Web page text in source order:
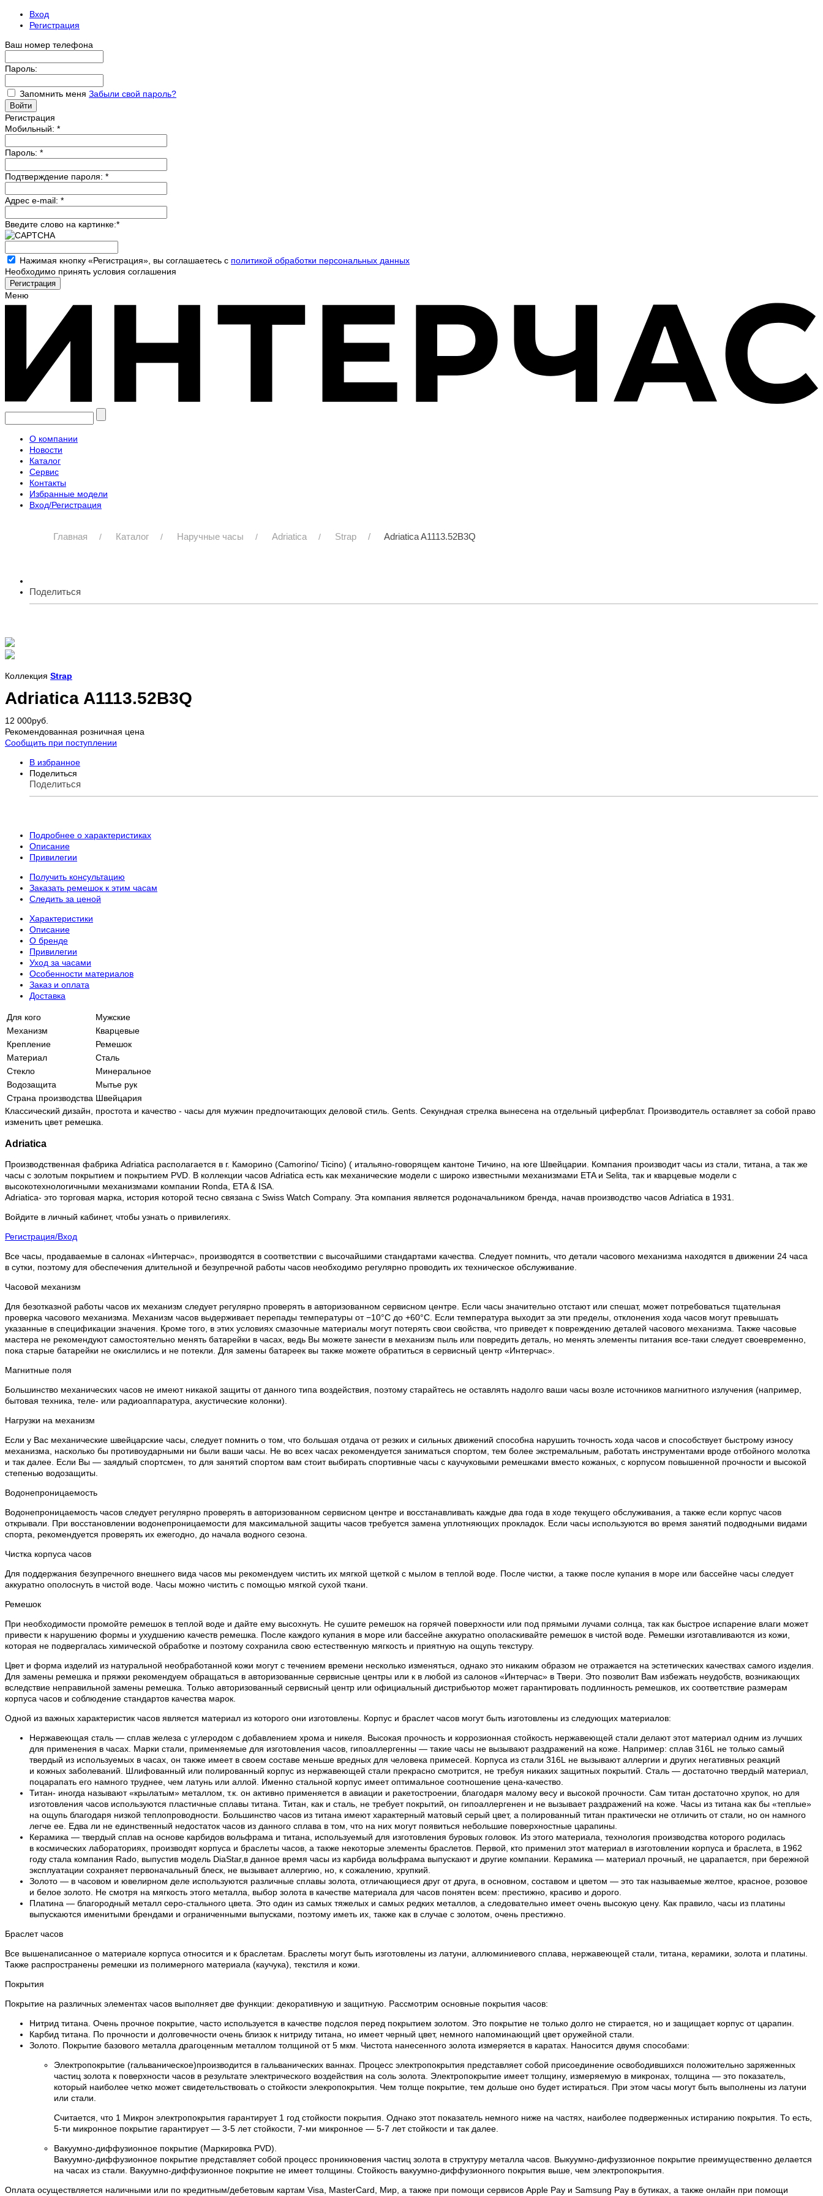
Вход
Регистрация
Ваш номер телефона
Пароль:
Запомнить меня Забыли свой пароль?
Регистрация
Мобильный: *
Пароль: *
Подтверждение пароля: *
Адрес e-mail: *
Введите слово на картинке:*
Нажимая кнопку «Регистрация», вы соглашаетесь с политикой обработки персональных данных
Необходимо принять условия соглашения
Меню
О компании
Новости
Каталог
Сервис
Контакты
Избранные модели
Вход/Регистрация
Главная Каталог Наручные часы Adriatica Strap Adriatica A1113.52B3Q
Поделиться
Коллекция Strap
Adriatica A1113.52B3Q
12 000руб.
Рекомендованная розничная цена
Сообщить при поступлении
В избранное
Поделиться
Поделиться
Подробнее о характеристиках
Описание
Привилегии
Получить консультацию
Заказать ремешок к этим часам
Следить за ценой
Характеристики
Описание
О бренде
Привилегии
Уход за часами
Особенности материалов
Заказ и оплата
Доставка
Для кого
Мужские
Механизм
Кварцевые
Крепление
Ремешок
Материал
Сталь
Стекло
Минеральное
Водозащита
Мытье рук
Страна производства Швейцария
Классический дизайн, простота и качество - часы для мужчин предпочитающих деловой стиль. Gents. Секундная стрелка вынесена на отдельный циферблат. Производитель оставляет за собой право
изменить цвет ремешка.
Adriatica
Производственная фабрика Adriatica располагается в г. Каморино (Camorino/ Ticino) ( итальяно-говорящем кантоне Тичино, на юге Швейцарии. Компания производит часы из стали, титана, а так же
часы с золотым покрытием и покрытием PVD. В коллекции часов Adriatica есть как механические модели с широко известными механизмами ETA и Selita, так и кварцевые модели с
высокотехнологичными механизмами компании Ronda, ETA & ISA.
Adriatica- это торговая марка, история которой тесно связана с Swiss Watch Company. Эта компания является родоначальником бренда, начав производство часов Adriatica в 1931.
Войдите в личный кабинет, чтобы узнать о привилегиях.
Регистрация/Вход
Все часы, продаваемые в салонах «Интерчас», производятся в соответствии с высочайшими стандартами качества. Следует помнить, что детали часового механизма находятся в движении 24 часа
в сутки, поэтому для обеспечения длительной и безупречной работы часов необходимо регулярно проводить их техническое обслуживание.
Часовой механизм
Для безотказной работы часов их механизм следует регулярно проверять в авторизованном сервисном центре. Если часы значительно отстают или спешат, может потребоваться тщательная
проверка часового механизма. Механизм часов выдерживает перепады температуры от −10°C до +60°C. Если температура выходит за эти пределы, отклонения хода часов могут превышать
указанные в спецификации значения. Кроме того, в этих условиях смазочные материалы могут потерять свои свойства, что приведет к повреждению деталей часового механизма. Также часовые
мастера не рекомендуют самостоятельно менять батарейки в часах, ведь Вы можете занести в механизм пыль или повредить деталь, но менять элементы питания все-таки следует своевременно,
пока старые батарейки не окислились и не потекли. Для замены батареек вы также можете обратиться в сервисный центр «Интерчас».
Магнитные поля
Большинство механических часов не имеют никакой защиты от данного типа воздействия, поэтому старайтесь не оставлять надолго ваши часы возле источников магнитного излучения (например,
бытовая техника, теле- или радиоаппаратура, акустические колонки).
Нагрузки на механизм
Если у Вас механические швейцарские часы, следует помнить о том, что большая отдача от резких и сильных движений способна нарушить точность хода часов и способствует быстрому износу
механизма, насколько бы противоударными ни были ваши часы. Не во всех часах рекомендуется заниматься спортом, тем более экстремальным, работать инструментами вроде отбойного молотка
и так далее. Если Вы — заядлый спортсмен, то для занятий спортом вам стоит выбирать спортивные часы с каучуковыми ремешками вместо кожаных, с корпусом повышенной прочности и высокой
степенью водозащиты.
Водонепроницаемость
Водонепроницаемость часов следует регулярно проверять в авторизованном сервисном центре и восстанавливать каждые два года в ходе текущего обслуживания, а также если корпус часов
открывали. При восстановлении водонепроницаемости для максимальной защиты часов требуется замена уплотняющих прокладок. Если часы используются во время занятий подводными видами
спорта, рекомендуется проверять их ежегодно, до начала водного сезона.
Чистка корпуса часов
Для поддержания безупречного внешнего вида часов мы рекомендуем чистить их мягкой щеткой с мылом в теплой воде. После чистки, а также после купания в море или бассейне часы следует
аккуратно ополоснуть в чистой воде. Часы можно чистить с помощью мягкой сухой ткани.
Ремешок
При необходимости промойте ремешок в теплой воде и дайте ему высохнуть. Не сушите ремешок на горячей поверхности или под прямыми лучами солнца, так как быстрое испарение влаги может
привести к нарушению формы и ухудшению качеств ремешка. После каждого купания в море или бассейне аккуратно ополаскивайте ремешок в чистой воде. Ремешки изготавливаются из кожи,
которая не подвергалась химической обработке и поэтому сохранила свою естественную мягкость и приятную на ощупь текстуру.
Цвет и форма изделий из натуральной необработанной кожи могут с течением времени несколько изменяться, однако это никаким образом не отражается на эстетических качествах самого изделия.
Для замены ремешка и пряжки рекомендуем обращаться в авторизованные сервисные центры или к в любой из салонов «Интерчас» в Твери. Это позволит Вам избежать неудобств, возникающих
вследствие неправильной замены ремешка. Только авторизованный сервисный центр или официальный дистрибьютор может гарантировать подлинность ремешков, их соответствие размерам
корпуса часов и соблюдение стандартов качества марок.
Одной из важных характеристик часов является материал из которого они изготовлены. Корпус и браслет часов могут быть изготовлены из следующих материалов:
Нержавеющая сталь — сплав железа с углеродом с добавлением хрома и никеля. Высокая прочность и коррозионная стойкость нержавеющей стали делают этот материал одним из лучших
для применения в часах. Марки стали, применяемые для изготовления часов, гипоаллергенны — такие часы не вызывают раздражений на коже. Например: сплав 316L не только самый
твердый из используемых в часах, он также имеет в своем составе меньше вредных для человека примесей. Корпуса из стали 316L не вызывают аллергии и других негативных реакций
и кожных заболеваний. Шлифованный или полированный корпус из нержавеющей стали прекрасно смотрится, не требуя никаких защитных покрытий. Сталь — достаточно твердый материал,
поцарапать его намного труднее, чем латунь или аллой. Именно стальной корпус имеет оптимальное соотношение цена-качество.
Титан- иногда называют «крылатым» металлом, т.к. он активно применяется в авиации и ракетостроении, благодаря малому весу и высокой прочности. Сам титан достаточно хрупок, но для
изготовления часов используются пластичные сплавы титана. Титан, как и сталь, не требует покрытий, он гипоаллергенен и не вызывает раздражений на коже. Часы из титана как бы «теплые»
на ощупь благодаря низкой теплопроводности. Большинство часов из титана имеют характерный матовый серый цвет, а полированный титан практически не отличить от стали, но он намного
легче ее. Едва ли не единственный недостаток часов из данного сплава в том, что на них могут появиться небольшие поверхностные царапины.
Керамика — твердый сплав на основе карбидов вольфрама и титана, используемый для изготовления буровых головок. Из этого материала, технология производства которого родилась
в космических лабораториях, производят корпуса и браслеты часов, а также некоторые элементы браслетов. Первой, кто применил этот материал в изготовлении корпуса и браслета, в 1962
году стала компания Rado, выпустив модель DiaStar,в данное время часы из карбида вольфрама выпускают и другие компании. Керамика — материал прочный, не царапается, при бережной
эксплуатации сохраняет первоначальный блеск, не вызывает аллергию, но, к сожалению, хрупкий.
Золото — в часовом и ювелирном деле используются различные сплавы золота, отличающиеся друг от друга, в основном, составом и цветом — это так называемые желтое, красное, розовое
и белое золото. Не смотря на мягкость этого металла, выбор золота в качестве материала для часов понятен всем: престижно, красиво и дорого.
Платина — благородный металл серо-стального цвета. Это один из самых тяжелых и самых редких металлов, а следовательно имеет очень высокую цену. Как правило, часы из платины
выпускаются именитыми брендами и ограниченными выпусками, поэтому иметь их, также как в случае с золотом, очень престижно.
Браслет часов
Все вышенаписанное о материале корпуса относится и к браслетам. Браслеты могут быть изготовлены из латуни, аллюминиевого сплава, нержавеющей стали, титана, керамики, золота и платины.
Также распространены ремешки из полимерного материала (каучука), текстиля и кожи.
Покрытия
Покрытие на различных элементах часов выполняет две функции: декоративную и защитную. Рассмотрим основные покрытия часов:
Нитрид титана. Очень прочное покрытие, часто используется в качестве подслоя перед покрытием золотом. Это покрытие не только долго не стирается, но и защищает корпус от царапин.
Карбид титана. По прочности и долговечности очень близок к нитриду титана, но имеет черный цвет, немного напоминающий цвет оружейной стали.
Золото. Покрытие базового металла драгоценным металлом толщиной от 5 мкм. Чистота нанесенного золота измеряется в каратах. Наносится двумя способами:
Электропокрытие (гальваническое)производится в гальванических ваннах. Процесс электропокрытия представляет собой присоединение освободившихся положительно заряженных
частиц золота к поверхности часов в результате электрического воздействия на соль золота. Электропокрытие имеет толщину, измеряемую в микронах, толщина — это показатель,
который наиболее четко может свидетельствовать о стойкости элекропокрытия. Чем толще покрытие, тем дольше оно будет истираться. При этом часы могут быть выполнены из латуни
или стали.
Считается, что 1 Микрон электропокрытия гарантирует 1 год стойкости покрытия. Однако этот показатель немного ниже на частях, наиболее подверженных истиранию покрытия. То есть,
5-ти микронное покрытие гарантирует — 3-5 лет стойкости, 7-ми микронное — 5-7 лет стойкости и так далее.
Вакуумно-диффузионное покрытие (Маркировка PVD).
Вакуумно-диффузионное покрытие представляет собой процесс проникновения частиц золота в структуру металла часов. Выкуумно-дифуззионное покрытие преимущественно делается
на часах из стали. Вакуумно-диффузионное покрытие не имеет толщины. Стойкость вакуумно-диффузионного покрытия выше, чем электропокрытия.
Оплата осуществляется наличными или по кредитным/дебетовым картам Visa, MasterCard, Мир, а также при помощи сервисов Apple Pay и Samsung Pay в бутиках, а также онлайн при помощи